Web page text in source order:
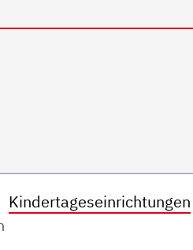
Kindertageseinrichtungen